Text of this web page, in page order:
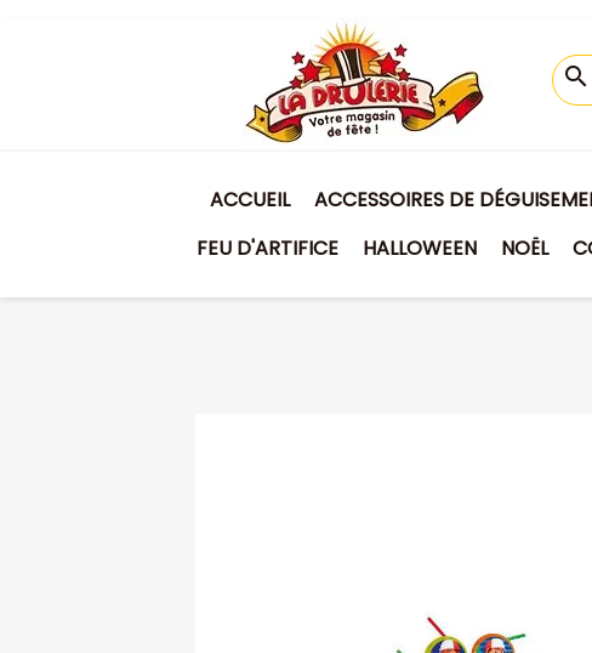
search
ACCUEIL ACCESSOIRES DE
FEU D'ARTIFICE
HALLOWEEN NOËL